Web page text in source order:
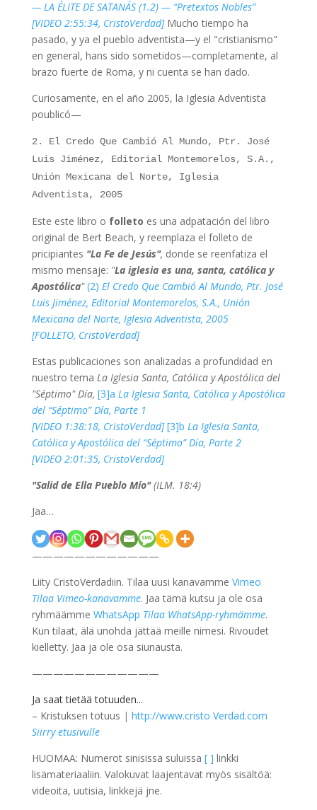
— LA ÉLITE DE SATANÁS (1.2) — “Pretextos Nobles”
[VIDEO 2:55:34, CristoVerdad]Mucho tiempo ha
pasado, y ya el pueblo adventista—y el "cristianismo"
en general, hans sido sometidos—completamente, al
brazo fuerte de Roma, y ni cuenta se han dado.
Curiosamente, en el año 2005, la Iglesia Adventista
poublicó—
2. El Credo Que Cambió Al Mundo, Ptr. José
Luis Jiménez, Editorial Montemorelos, S.A.,
Unión Mexicana del Norte, Iglesia
Adventista, 2005
Este este libro o folleto es una adpatación del libro
original de Bert Beach, y reemplaza el folleto de
pricipiantes "La Fe de Jesús", donde se reenfatiza el
mismo mensaje: "La iglesia es una, santa, católica y
Apostólica" (2) El Credo Que Cambió Al Mundo, Ptr. José
Luis Jiménez, Editorial Montemorelos, S.A., Unión
Mexicana del Norte, Iglesia Adventista, 2005
[FOLLETO, CristoVerdad]
Estas publicaciones son analizadas a profundidad en
nuestro tema La Iglesia Santa, Católica y Apostólica del
"Séptimo" Día, [3]a La Iglesia Santa, Católica y Apostólica
del “Séptimo” Día, Parte 1
[VIDEO 1:38:18, CristoVerdad] [3]b La Iglesia Santa,
Católica y Apostólica del “Séptimo” Día, Parte 2
[VIDEO 2:01:35, CristoVerdad]
"Salid de Ella Pueblo Mío"(ILM. 18:4)
Jaa…
————————————
Liity CristoVerdadiin. Tilaa uusi kanavamme Vimeo
Tilaa Vimeo-kanavamme. Jaa tämä kutsu ja ole osa
ryhmäämme WhatsApp Tilaa WhatsApp-ryhmämme.
Kun tilaat, älä unohda jättää meille nimesi. Rivoudet
kielletty. Jaa ja ole osa siunausta.
————————————
Ja saat tietää totuuden...
– Kristuksen totuus | http://www.cristo Verdad.com
Siirry etusivulle
HUOMAA: Numerot sinisissä suluissa [ ] linkki
lisämateriaaliin. Valokuvat laajentavat myös sisältöä:
videoita, uutisia, linkkejä jne.